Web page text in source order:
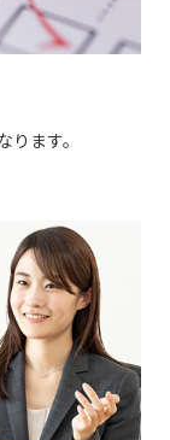
ます。